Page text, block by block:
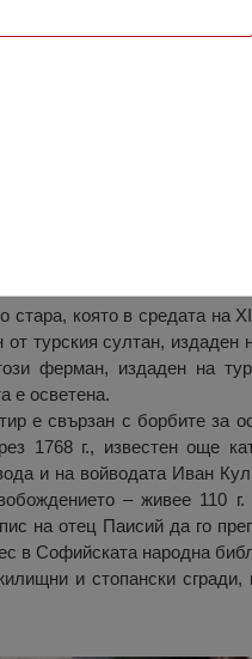
Расово
село Расово на 30 км
е възобновен. Селската
която в средата на
турския султан, издаден
ферман, издаден на
е осветена.
е свързан с борбите за
1768 г., известен още
и на войводата Иван
– живее 110
на отец Паисий да го
в Софийската народна
и стопански сгради,